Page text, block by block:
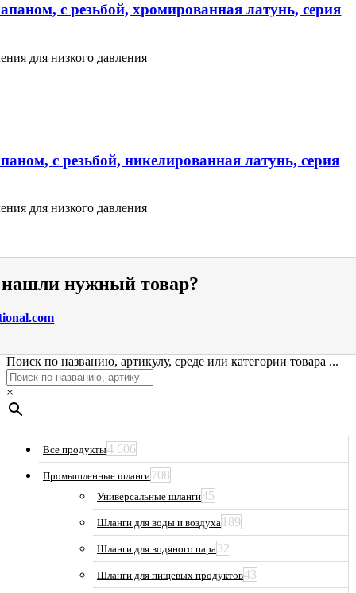
с резьбой, хромированная латунь, серия
для низкого давления
с резьбой, никелированная латунь, серия
для низкого давления
нужный товар?
Поиск по названию, артикулу, среде или категории товара ...
×
Все продукты4 606
Промышленные шланги708
Универсальные шланги45
Шланги для воды и воздуха 189
Шланги для водяного пара32
Шланги для пищевых продуктов43